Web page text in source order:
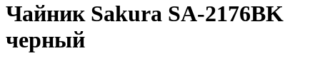
Чайник Sakura SA-2176BK
черный